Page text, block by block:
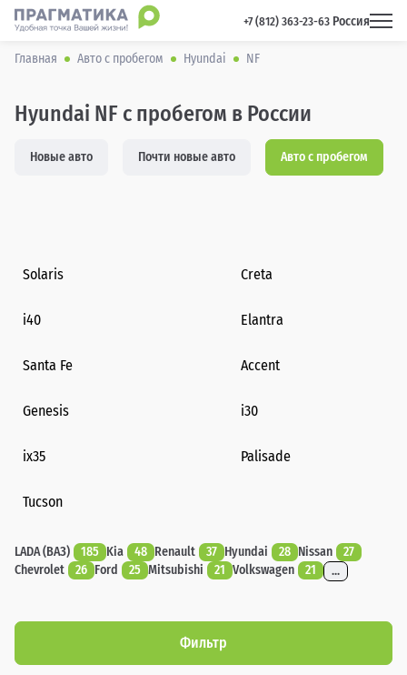
+7 (812) 363-23-63 Россия
Главная Авто с пробегом Hyundai NF
Hyundai NF с пробегом в России
Новые авто Почти новые авто Авто с пробегом
Solaris Creta
i40 Elantra
Santa Fe Accent
Genesis i30
ix35 Palisade
Tucson
LADA (ВАЗ) 185 Kia 48 Renault 37 Hyundai 28 Nissan
27
Chevrolet
26 Ford 25 Mitsubishi 21 Volkswagen 21 ...
Фильтр